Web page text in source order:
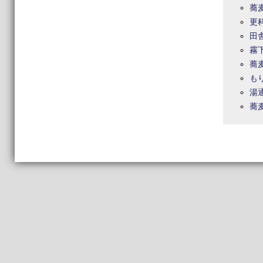
蕎
更
田
霧
蕎
も
湯
蕎